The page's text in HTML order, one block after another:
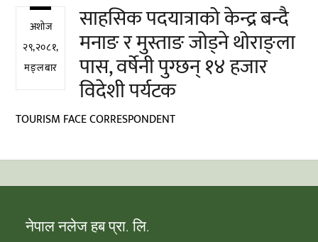
अशोज
२९,२०८१,
मङ्लबार
साहसिक पदयात्राको केन्द्र बन्दै
मनाङ र मुस्ताङ जोड्ने थोराङ्ला
पास, वर्षेनी पुग्छन् १४ हजार
विदेशी पर्यटक
TOURISM FACE CORRESPONDENT
नेपाल नलेज हब प्रा. लि.